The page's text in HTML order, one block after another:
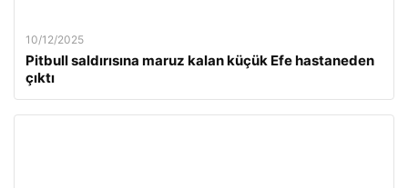
10/12/2025
Pitbull saldırısına maruz kalan küçük Efe hastaneden
çıktı